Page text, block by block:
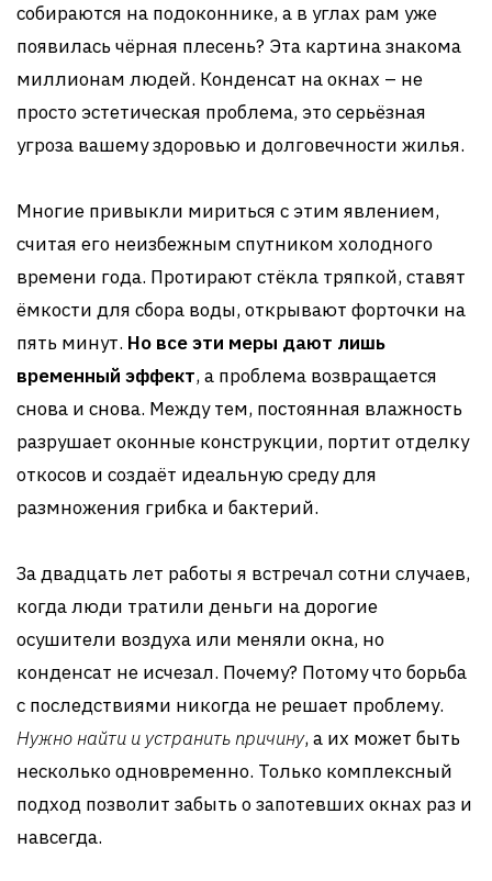
собираются на подоконнике, а в углах рам уже
появилась чёрная плесень? Эта картина знакома
миллионам людей. Конденсат на окнах – не
просто эстетическая проблема, это серьёзная
угроза вашему здоровью и долговечности жилья.
Многие привыкли мириться с этим явлением,
считая его неизбежным спутником холодного
времени года. Протирают стёкла тряпкой, ставят
ёмкости для сбора воды, открывают форточки на
пять минут. Но все эти меры дают лишь
временный эффект, а проблема возвращается
снова и снова. Между тем, постоянная влажность
разрушает оконные конструкции, портит отделку
откосов и создаёт идеальную среду для
размножения грибка и бактерий.
За двадцать лет работы я встречал сотни случаев,
когда люди тратили деньги на дорогие
осушители воздуха или меняли окна, но
конденсат не исчезал. Почему? Потому что борьба
с последствиями никогда не решает проблему.
Нужно найти и устранить причину, а их может быть
несколько одновременно. Только комплексный
подход позволит забыть о запотевших окнах раз и
навсегда.